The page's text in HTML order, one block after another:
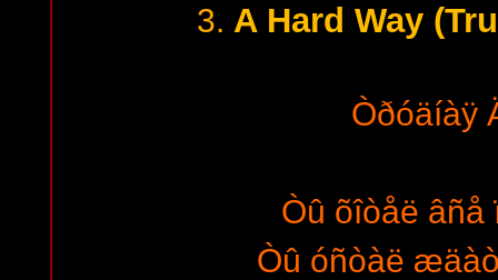
3. A Hard Way
Òðóäíàÿ
Òû õîòåë âñå
Òû óñòàë